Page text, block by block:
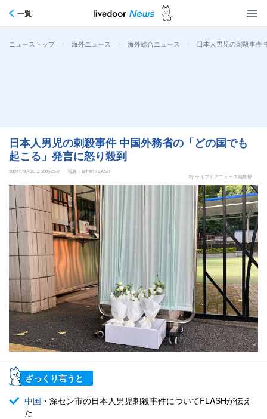
一覧
ニューストップ > 海外ニュース > 海外総合ニュース > 日本人男児の刺殺事件
日本人男児の刺殺事件 中国外務省の「どの国でも
起こる」発言に怒り殺到
2024年9月20日 20時25分
写真：Smart FLASH
by ライブドアニュース編集部
ざっくり言うと
中国 ・深セン市の日本人男児刺殺事件についてFLASHが伝え
た